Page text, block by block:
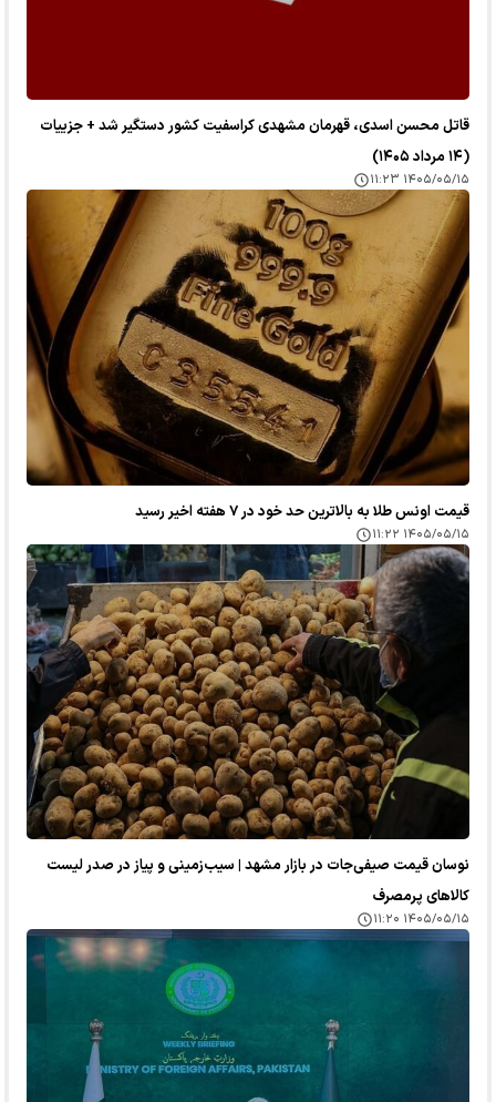
قاتل محسن اسدی، قهرمان مشهدی کراسفیت کشور دستگیر شد + جزییات
(۱۴ مرداد ۱۴۰۵)
۱۴۰۵/۰۵/۱۵ ۱۱:۲۳
قیمت اونس طلا به بالاترین حد خود در ۷ هفته اخیر رسید
۱۴۰۵/۰۵/۱۵ ۱۱:۲۲
نوسان قیمت صیفی‌جات در بازار مشهد | سیب‌زمینی و پیاز در صدر لیست
کالا‌های پرمصرف
۱۴۰۵/۰۵/۱۵ ۱۱:۲۰